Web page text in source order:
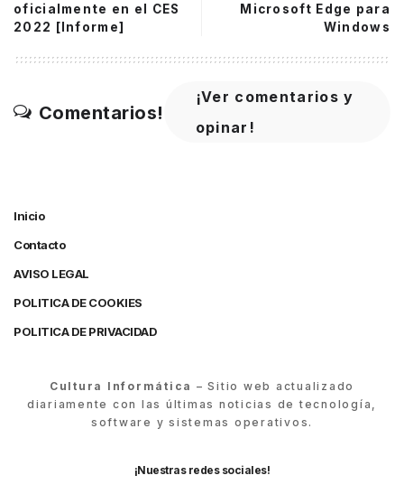
oficialmente en el CES
2022 [Informe]
Microsoft Edge para
Windows
Comentarios!
¡Ver comentarios y
opinar!
Inicio
Contacto
AVISO LEGAL
POLITICA DE COOKIES
POLITICA DE PRIVACIDAD
Cultura Informática – Sitio web actualizado
diariamente con las últimas noticias de tecnología,
software y sistemas operativos.
¡Nuestras redes sociales!